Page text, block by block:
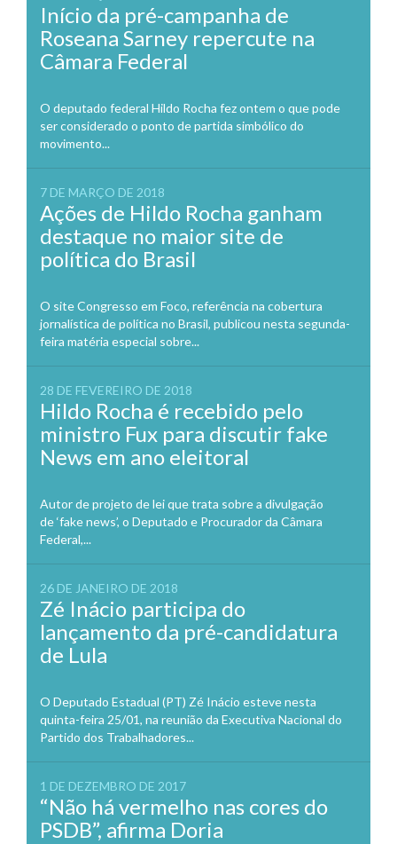
Início da pré-campanha de
Roseana Sarney repercute na
Câmara Federal
O deputado federal Hildo Rocha fez ontem o que pode
ser considerado o ponto de partida simbólico do
movimento...
7 DE MARÇO DE 2018
Ações de Hildo Rocha ganham
destaque no maior site de
política do Brasil
O site Congresso em Foco, referência na cobertura
jornalística de política no Brasil, publicou nesta segunda-
feira matéria especial sobre...
28 DE FEVEREIRO DE 2018
Hildo Rocha é recebido pelo
ministro Fux para discutir fake
News em ano eleitoral
Autor de projeto de lei que trata sobre a divulgação
de ‘fake news’, o Deputado e Procurador da Câmara
Federal,...
26 DE JANEIRO DE 2018
Zé Inácio participa do
lançamento da pré-candidatura
de Lula
O Deputado Estadual (PT) Zé Inácio esteve nesta
quinta-feira 25/01, na reunião da Executiva Nacional do
Partido dos Trabalhadores...
1 DE DEZEMBRO DE 2017
“Não há vermelho nas cores do
PSDB”, afirma Doria